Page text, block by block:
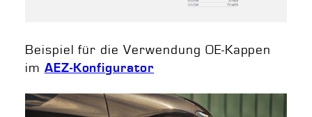
Beispiel für die Verwendung OE-Kappen
im AEZ-Konfigurator